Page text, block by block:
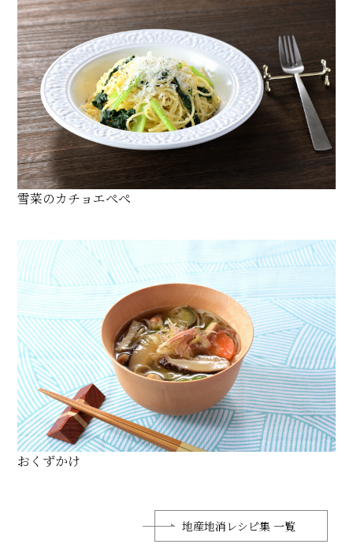
雪菜のカチョエぺぺ
おくずかけ
地産地消レシピ集 一覧